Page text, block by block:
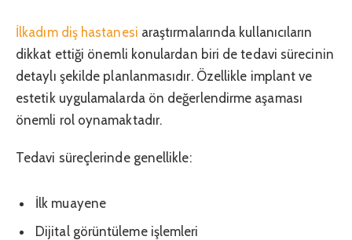
İlkadım diş hastanesi araştırmalarında kullanıcıların
dikkat ettiği önemli konulardan biri de tedavi sürecinin
detaylı şekilde planlanmasıdır. Özellikle implant ve
estetik uygulamalarda ön değerlendirme aşaması
önemli rol oynamaktadır.
Tedavi süreçlerinde genellikle:
İlk muayene
Dijital görüntüleme işlemleri